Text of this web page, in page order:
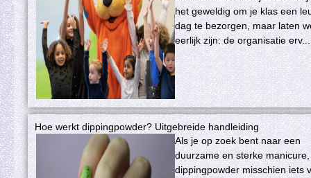
het geweldig om je klas een
dag te bezorgen, maar laten
eerlijk zijn: de organisatie erv...
Hoe werkt dippingpowder? Uitgebreide handleiding
Als je op zoek bent naar een
duurzame en sterke
dippingpowder misschien iets